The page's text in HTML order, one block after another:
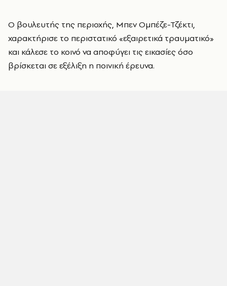
Ο βουλευτής της περιοχής, Μπεν Ομπέζε-Τζέκτι,
χαρακτήρισε το περιστατικό «εξαιρετικά τραυματικό»
και κάλεσε το κοινό να αποφύγει τις εικασίες όσο
βρίσκεται σε εξέλιξη η ποινική έρευνα.